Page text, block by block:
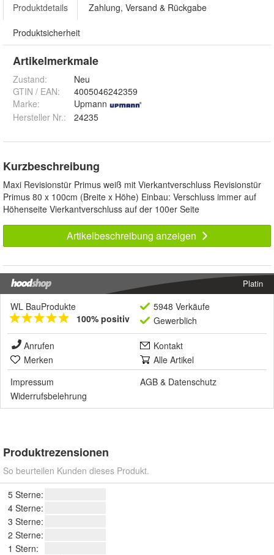
Produktdetails Zahlung, Versand & Rückgabe
Produktsicherheit
Artikelmerkmale
Zustand:
Neu
GTIN / EAN:
4005046242359
Marke:
Upmann
Hersteller Nr.:
24235
Kurzbeschreibung
Maxi Revisionstür Primus weiß mit Vierkantverschluss Revisionstür
Primus 80 x 100cm (Breite x Höhe) Einbau: Verschluss immer auf
Höhenseite Vierkantverschluss auf der 100er Seite
Artikelbeschreibung anzeigen
Platin
WL BauProdukte
100% positiv
5948 Verkäufe
Gewerblich
Anrufen
Kontakt
Merken
Alle Artikel
Impressum
AGB & Datenschutz
Widerrufsbelehrung
Produktrezensionen
So beurteilen Kunden dieses Produkt.
5 Sterne:
4 Sterne:
3 Sterne:
2 Sterne:
1 Stern: